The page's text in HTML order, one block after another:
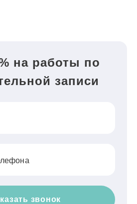
на работы по
записи
звонок